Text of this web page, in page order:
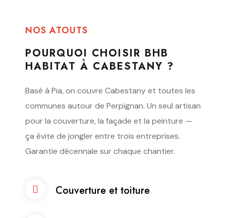
NOS ATOUTS
POURQUOI CHOISIR BHB
HABITAT À CABESTANY ?
Basé à Pia, on couvre Cabestany et toutes les
communes autour de Perpignan. Un seul artisan
pour la couverture, la façade et la peinture —
ça évite de jongler entre trois entreprises.
Garantie décennale sur chaque chantier.
Couverture et toiture